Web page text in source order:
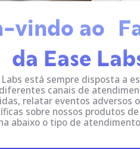
vindo ao
da Ease
Labs está sempre disposta a
canais de
relatar eventos adversos
sobre nossos produtos de
abaixo o tipo de